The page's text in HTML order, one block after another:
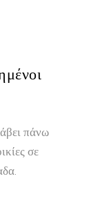
πάνω
σε